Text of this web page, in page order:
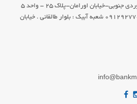
شعبه تهران-سهروردی جنوبی-خیابان اورامان-پلاک 25 - واحد 5
تلفن:02188323483 - 09129277017 شعبه آبیک : بلوار طالقانی . خیابان